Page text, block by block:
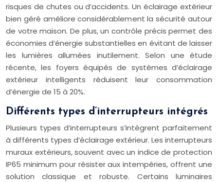
risques de chutes ou d’accidents. Un éclairage extérieur
bien géré améliore considérablement la sécurité autour
de votre maison. De plus, un contrôle précis permet des
économies d’énergie substantielles en évitant de laisser
les lumières allumées inutilement. Selon une étude
récente, les foyers équipés de systèmes d’éclairage
extérieur intelligents réduisent leur consommation
d’énergie de 15 à 20%.
Différents types d’interrupteurs intégrés
Plusieurs types d’interrupteurs s’intègrent parfaitement
à différents types d’éclairage extérieur. Les interrupteurs
muraux extérieurs, souvent avec un indice de protection
IP65 minimum pour résister aux intempéries, offrent une
solution classique et robuste. Certains luminaires